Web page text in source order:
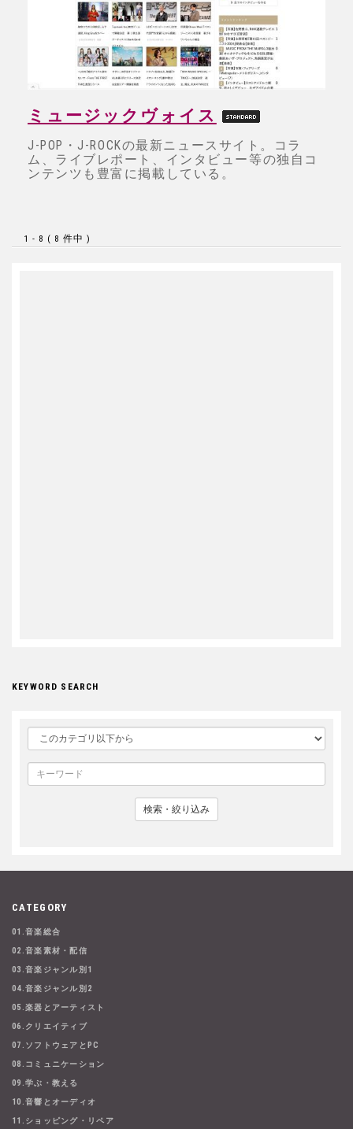
ミュージックヴォイス
J-POP・J-ROCKの最新ニュースサイト。コラ
ム、ライブレポート、インタビュー等の独自コ
ンテンツも豊富に掲載している。
1 - 8 ( 8 件中 )
KEYWORD SEARCH
検索・絞り込み
CATEGORY
01.音楽総合
02.音楽素材・配信
03.音楽ジャンル別1
04.音楽ジャンル別2
05.楽器とアーティスト
06.クリエイティブ
07.ソフトウェアとPC
08.コミュニケーション
09.学ぶ・教える
10.音響とオーディオ
11.ショッピング・リペア